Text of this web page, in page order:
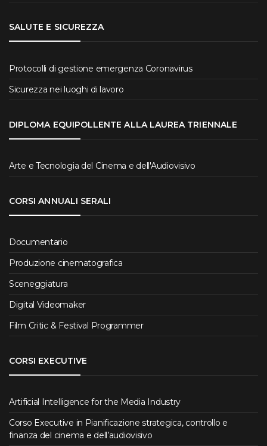
SALUTE E SICUREZZA
Protocolli di gestione emergenza Coronavirus
Sicurezza nei luoghi di lavoro
DIPLOMA EQUIPOLLENTE ALLA LAUREA TRIENNALE
Arte e Tecnologia del Cinema e dell'Audiovisivo
CORSI ANNUALI SERALI
Documentario
Produzione cinematografica
Sceneggiatura
Digital Videomaker
Film Critic & Festival Programmer
CORSI EXECUTIVE
Artificial Intelligence for the Media Industry
Corso Executive in Pianificazione strategica, controllo e
finanza del cinema e dell’audiovisivo